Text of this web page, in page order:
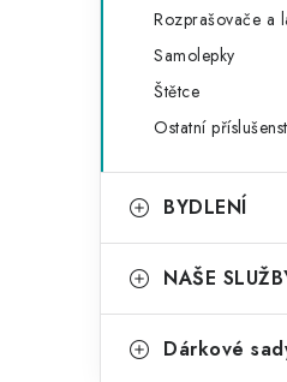
Rozprašovače a
Samolepky
Štětce
Ostatní
BYDLENÍ
NAŠE
Dárkové